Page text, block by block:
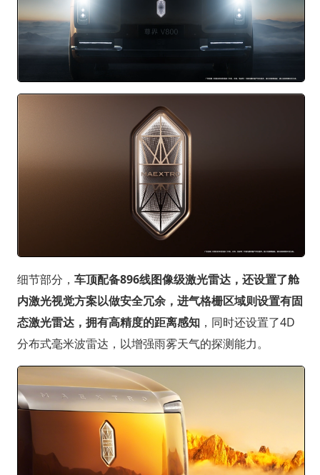
细节部分， 车顶配备896线图像级激光雷达，还设置了舱
内激光视觉方案以做安全冗余，进气格栅区域则设置有固
态激光雷达，拥有高精度的距离感知，同时还设置了4D
分布式毫米波雷达，以增强雨雾天气的探测能力。